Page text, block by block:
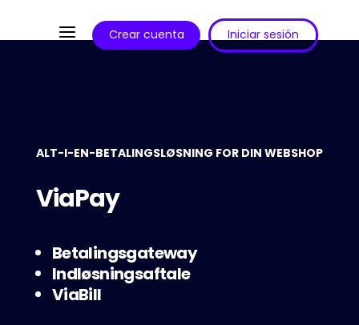
a Crear cuenta Iniciar sesión
ALT-I-EN-BETALINGSLØSNING FOR DIN WEBSHOP
ViaPay
Betalingsgateway
Indløsningsaftale
ViaBill